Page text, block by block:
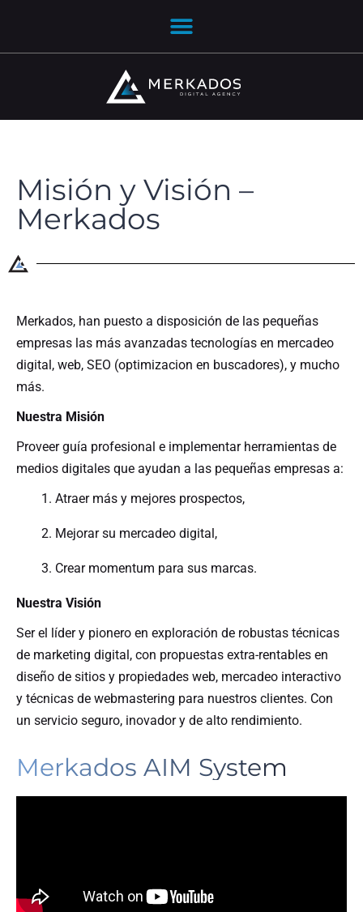
Misión y Visión –
Merkados
Merkados, han puesto a disposición de las pequeñas
empresas las más avanzadas tecnologías en mercadeo
digital, web, SEO (optimizacion en buscadores), y mucho
más.
Nuestra Misión
Proveer guía profesional e implementar herramientas de
medios digitales que ayudan a las pequeñas empresas a:
Atraer más y mejores prospectos,
Mejorar su mercadeo digital,
Crear momentum para sus marcas.
Nuestra Visión
Ser el líder y pionero en exploración de robustas técnicas
de marketing digital, con propuestas extra-rentables en
diseño de sitios y propiedades web, mercadeo interactivo
y técnicas de webmastering para nuestros clientes. Con
un servicio seguro, inovador y de alto rendimiento.
Merkados AIM System